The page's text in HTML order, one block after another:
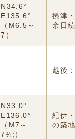
N34.6°
E135.6°
（M6.5～
7）
摂津
余日
越後
N33.0°
E136.0°
（M7～
7¾;）
紀伊
の築